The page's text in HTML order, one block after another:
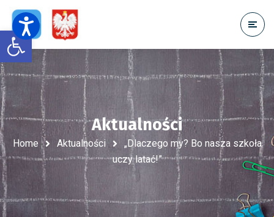
Open toolbar
Aktualności
Home Aktualności
„Dlaczego my? Bo nasza szkoła
uczy latać!”